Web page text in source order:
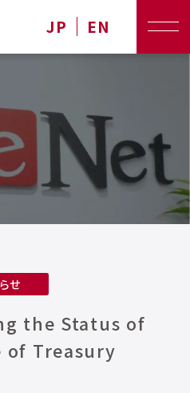
JP EN
せ
the Status of
of Treasury